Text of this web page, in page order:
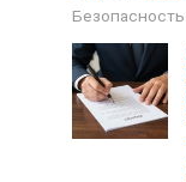
Безопасность